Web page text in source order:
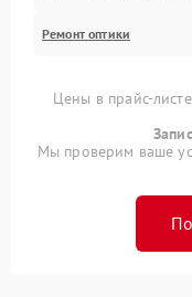
Ремонт оптики
Цены в прайс-
Мы проверим ваше